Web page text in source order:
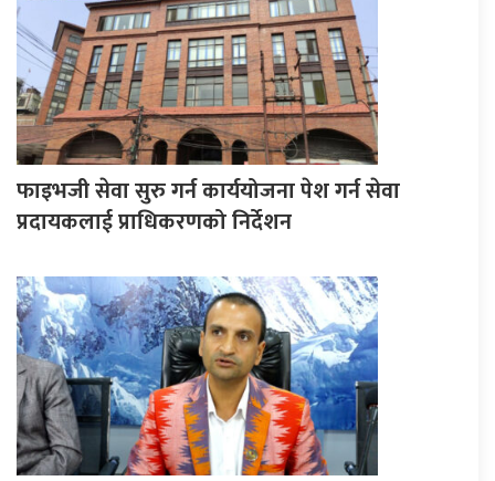
फाइभजी सेवा सुरु गर्न कार्ययोजना पेश गर्न सेवा
प्रदायकलाई प्राधिकरणको निर्देशन